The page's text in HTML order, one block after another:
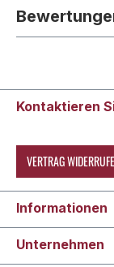
Kontaktieren
VERTRAG
Informationen
Unternehmen